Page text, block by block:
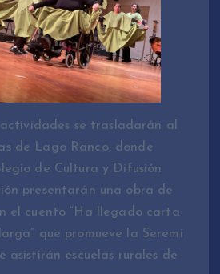
actividades se trasladarán al
de Lago Ranco, donde
de Cultura y Difusión
presentarán una obra de
el cuento “Ha llegado carta
que promueve la Seremi
asistirán escuelas rurales de